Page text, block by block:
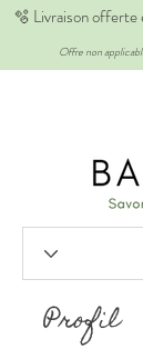
🫧 Livraison offerte
Offre non
Profil